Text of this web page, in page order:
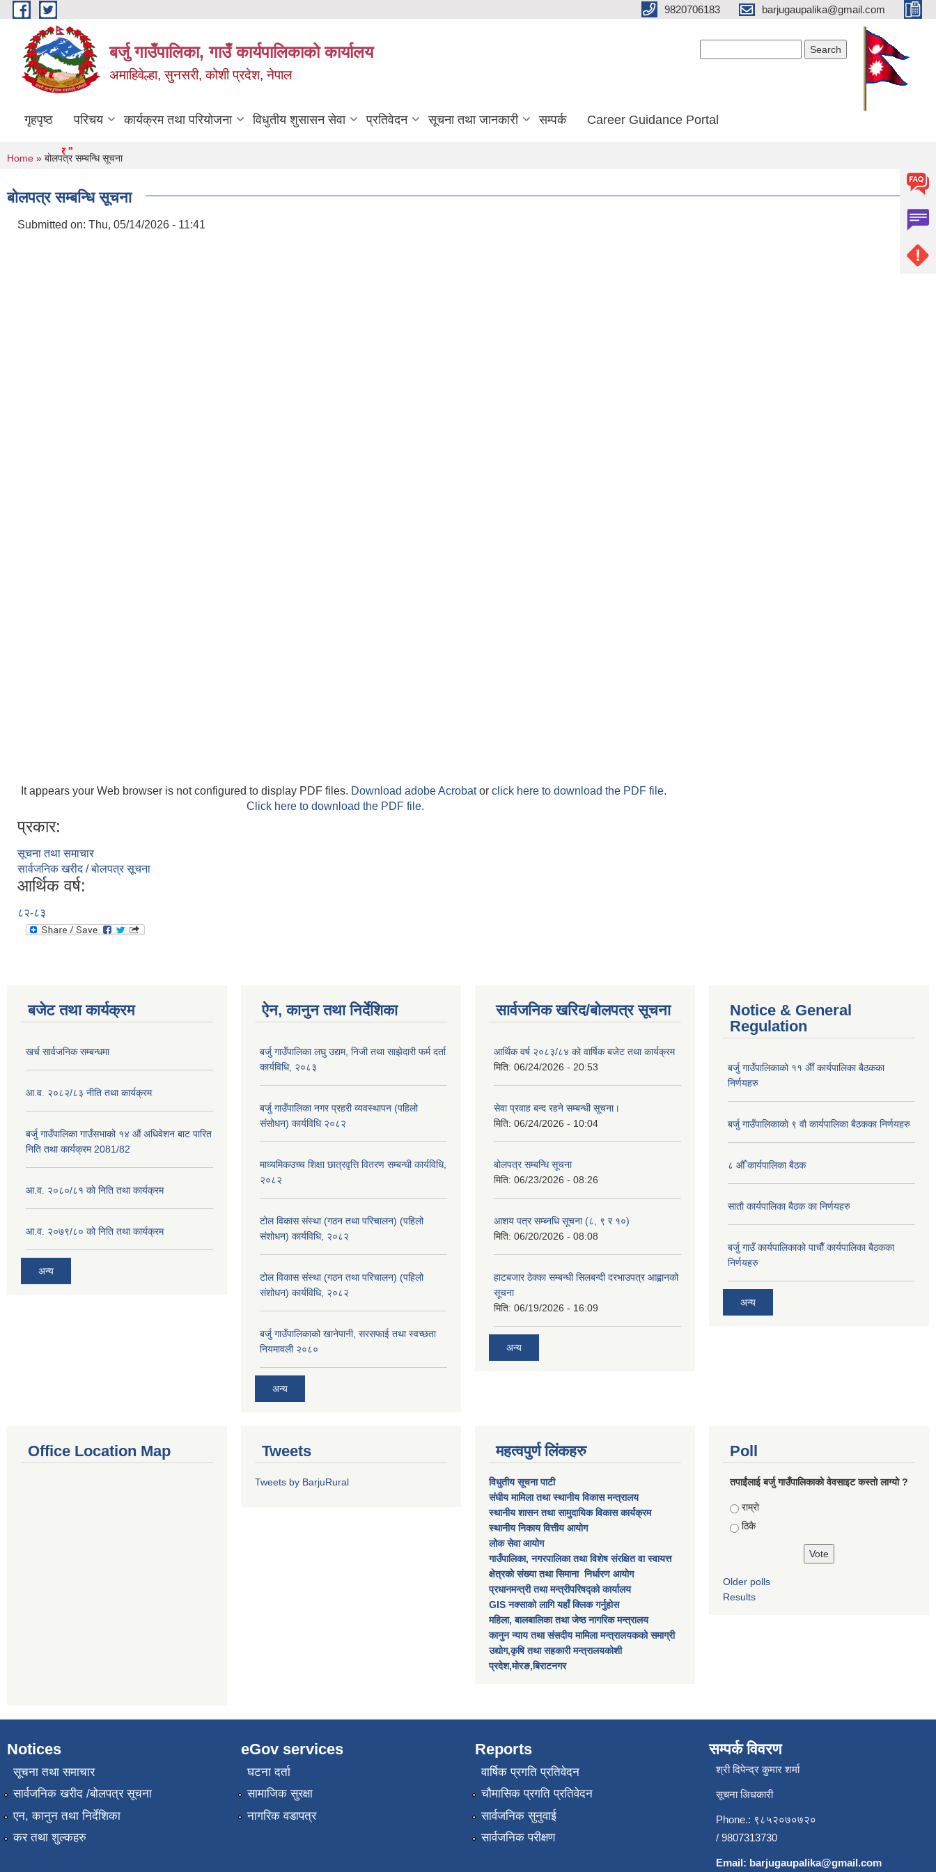
Skip to main content 9820706183 barjugaupalika@gmail.com
बर्जु गाउँपालिका, गाउँ कार्यपालिकाको कार्यालय
अमाहिवेल्हा, सुनसरी, कोशी प्रदेश, नेपाल
गृहपृष्ठ परिचय कार्यक्रम तथा परियोजना विधुतीय शुसासन सेवा प्रतिवेदन सूचना तथा जानकारी सम्पर्क Career Guidance Portal
You are here
Home » बोलपत्र सम्बन्धि सूचना
बोलपत्र सम्बन्धि सूचना
Submitted on: Thu, 05/14/2026 - 11:41
It appears your Web browser is not configured to display PDF files. Download adobe Acrobator click here to download the PDF file.
Click here to download the PDF file.
प्रकार:
सूचना तथा समाचार
सार्वजनिक खरीद / बोलपत्र सूचना
आर्थिक वर्ष:
८२-८३
बजेट तथा कार्यक्रम
खर्च सार्वजनिक सम्बन्धमा
आ.व. २०८२/८३ नीति तथा कार्यक्रम
बर्जु गाउँपालिका गाउँसभाको १४ औं अधिवेशन बाट पारित
निति तथा कार्यक्रम 2081/82
आ.व. २०८०/८१ को निति तथा कार्यक्रम
आ.व. २०७९/८० को निति तथा कार्यक्रम
अन्य
ऐन, कानुन तथा निर्देशिका
बर्जु गाउँपालिका लघु उद्यम, निजी तथा साझेदारी फर्म दर्ता
कार्यविधि, २०८३
बर्जु गाउँपालिका नगर प्रहरी व्यवस्थापन (पहिलो
संसोधन) कार्यविधि २०८२
माध्यमिकउच्च शिक्षा छात्रवृत्ति वितरण सम्बन्धी कार्यविधि,
२०८२
टोल विकास संस्था (गठन तथा परिचालन) (पहिलो
संशोधन) कार्यविधि, २०८२
टोल विकास संस्था (गठन तथा परिचालन) (पहिलो
संशोधन) कार्यविधि, २०८२
बर्जु गाउँपालिकाको खानेपानी, सरसफाई तथा स्वच्छता
नियमावली २०८०
अन्य
सार्वजनिक खरिद/बोलपत्र सूचना
आर्थिक वर्ष २०८३/८४ को वार्षिक बजेट तथा कार्यक्रम
मिति: 06/24/2026 - 20:53
सेवा प्रवाह बन्द रहने सम्बन्धी सूचना।
मिति: 06/24/2026 - 10:04
बोलपत्र सम्बन्धि सूचना
मिति: 06/23/2026 - 08:26
आशय पत्र सम्ब्नधि सूचना (८, ९ र १०)
मिति: 06/20/2026 - 08:08
हाटबजार ठेक्का सम्बन्धी सिलबन्दी दरभाउपत्र आह्वानको
सूचना
मिति: 06/19/2026 - 16:09
अन्य
Notice & General
Regulation
बर्जु गाउँपालिकाकाे ११ अैाँ कार्यपालिका बैठकका
निर्णयहरु
बर्जु गाउँपालिकाकाे ९ वाै‌ कार्यपालिका बैठकका निर्णयहरु
८ औँ कार्यपालिका बैठक
साताै‌ कार्यपालिका बैठक का निर्णयहरु
बर्जु गाउँ कार्यपालिकाकाे पाचाै‌ँ कार्यपालिका बैठकका
निर्णयहरु
अन्य
Office Location Map Tweets
Tweets by BarjuRural
महत्वपुर्ण लिंकहरु
विधुतीय सूचना पाटी
संघीय मामिला तथा स्थानीय विकास मन्त्रालय
स्थानीय शासन तथा सामुदायिक विकास कार्यक्रम
स्थानीय निकाय वित्तीय आयोग
लोक सेवा आयोग
गाउँपालिका, नगरपालिका तथा विशेष स‌ंरक्षित वा स्वायत्त
क्षेत्रकाे स‌ंख्या तथा सिमाना निर्धारण आयाेग
प्रधानमन्त्री तथा मन्त्रीपरिषद्को कार्यालय
GIS नक्साको लागि यहाँ क्लिक गर्नुहोस
महिला, बालबालिका तथा जेष्ठ नागरिक मन्त्रालय
कानुन न्याय तथा संसदीय मामिला मन्त्रालयकको समाग्री
उद्योग,कृषि तथा सहकारी मन्त्रालयकोशी
प्रदेश,मोरङ,बिराटनगर
Poll
तपाईंलाई बर्जु गाउँपालिकाको वेवसाइट कस्तो लाग्यो ?
Choices
राम्राे
ठिकै
Older polls
Results
Notices
सूचना तथा समाचार
सार्वजनिक खरीद /बोलपत्र सूचना
एन, कानुन तथा निर्देशिका
कर तथा शुल्कहरु
eGov services
घटना दर्ता
सामाजिक सुरक्षा
नागरिक वडापत्र
Reports
वार्षिक प्रगति प्रतिवेदन
चौमासिक प्रगति प्रतिवेदन
सार्वजनिक सुनुवाई
सार्वजनिक परीक्षण
सम्पर्क विवरण
श्री दिपेन्द्र कुमार शर्मा
सूचना अिधकारी
Phone.: ९८५२०७०७२०
/ 9807313730
Email: barjugaupalika@gmail.com